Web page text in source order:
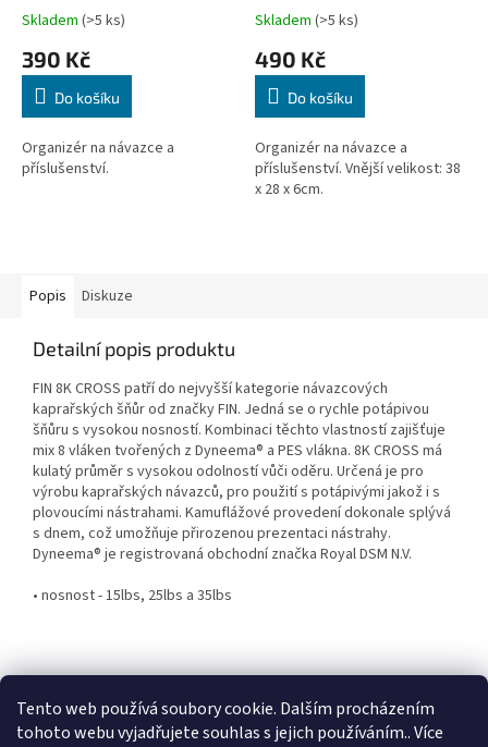
Tento web používá soubory cookie. Dalším procházením
tohoto webu vyjadřujete souhlas s jejich používáním.. Více
Skladem (>5 ks)
390 Kč
Do košíku
Organizér na návazce a
příslušenství.
Skladem (>5 ks)
490 Kč
Do košíku
Organizér na návazce a
příslušenství. Vnější velikost: 38
x 28 x 6cm.
Popis Diskuze
Detailní popis produktu
FIN 8K CROSS patří do nejvyšší kategorie návazcových
kaprařských šňůr od značky FIN. Jedná se o rychle potápivou
šňůru s vysokou nosností. Kombinaci těchto vlastností zajišťuje
mix 8 vláken tvořených z Dyneema® a PES vlákna. 8K CROSS má
kulatý průměr s vysokou odolností vůči oděru. Určená je pro
výrobu kaprařských návazců, pro použití s potápivými jakož i s
plovoucími nástrahami. Kamuflážové provedení dokonale splývá
s dnem, což umožňuje přirozenou prezentaci nástrahy.
Dyneema® je registrovaná obchodní značka Royal DSM N.V.
• nosnost - 15lbs, 25lbs a 35lbs
Z